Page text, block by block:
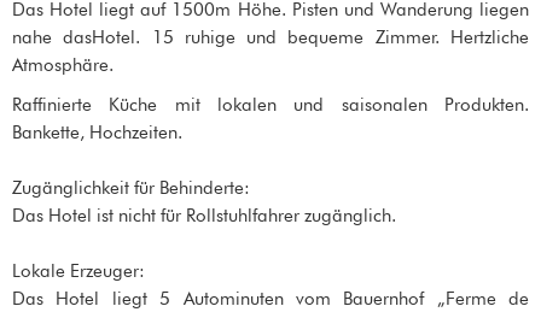
Das Hotel liegt auf 1500m Höhe. Pisten und Wanderung liegen
nahe dasHotel. 15 ruhige und bequeme Zimmer. Hertzliche
Atmosphäre.
Raffinierte Küche mit lokalen und saisonalen Produkten.
Bankette, Hochzeiten.
Zugänglichkeit für Behinderte:
Das Hotel ist nicht für Rollstuhlfahrer zugänglich.
Lokale Erzeuger:
Das Hotel liegt 5 Autominuten vom Bauernhof „Ferme de